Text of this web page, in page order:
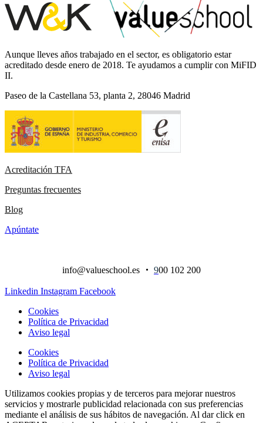
Aunque lleves años trabajado en el sector, es obligatorio estar
acreditado desde enero de 2018. Te ayudamos a cumplir con MiFID
II.
Paseo de la Castellana 53, planta 2, 28046 Madrid
Acreditación TFA
Preguntas frecuentes
Blog
Apúntate
info@valueschool.es ・ 900 102 200
Linkedin Instagram Facebook
Cookies
Política de Privacidad
Aviso legal
Cookies
Política de Privacidad
Aviso legal
Utilizamos cookies propias y de terceros para mejorar nuestros
servicios y mostrarle publicidad relacionada con sus preferencias
mediante el análisis de sus hábitos de navegación. Al dar click en